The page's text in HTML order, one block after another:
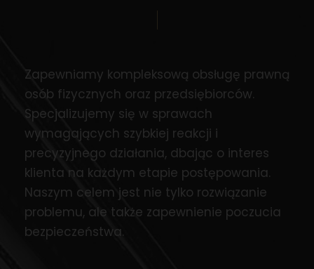
Zapewniamy kompleksową obsługę prawną
osób fizycznych oraz przedsiębiorców.
Specjalizujemy się w sprawach
wymagających szybkiej reakcji i
precyzyjnego działania, dbając o interes
klienta na każdym etapie postępowania.
Naszym celem jest nie tylko rozwiązanie
problemu, ale także zapewnienie poczucia
bezpieczeństwa.